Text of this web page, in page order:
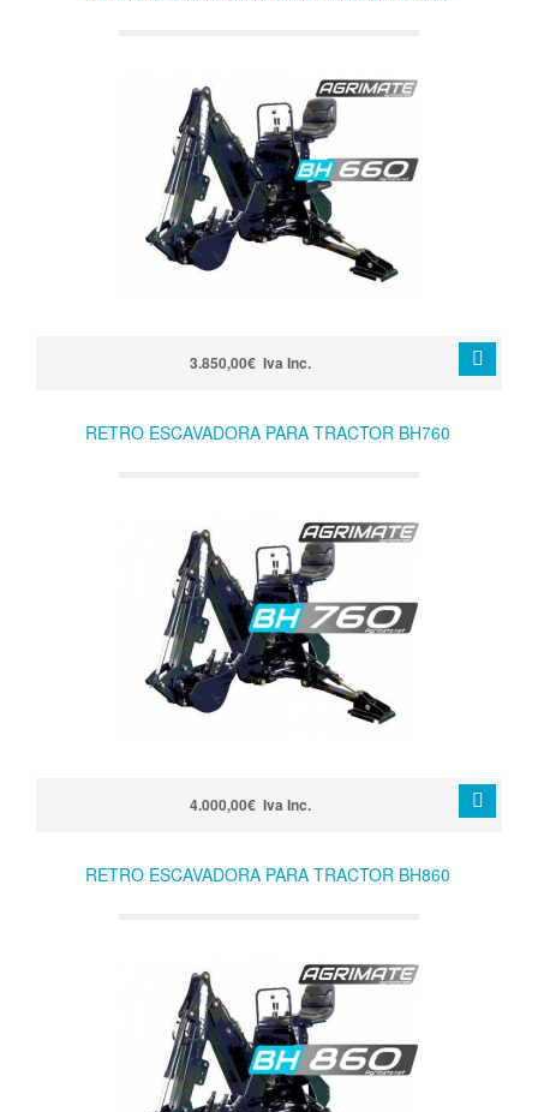
3.850,00€ Iva Inc.
RETRO ESCAVADORA PARA TRACTOR BH760
4.000,00€ Iva Inc.
RETRO ESCAVADORA PARA TRACTOR BH860